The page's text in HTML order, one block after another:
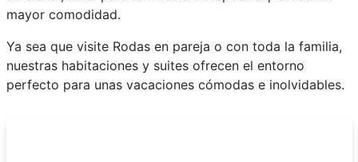
mayor comodidad.
Ya sea que visite Rodas en pareja o con toda la familia,
nuestras habitaciones y suites ofrecen el entorno
perfecto para unas vacaciones cómodas e inolvidables.